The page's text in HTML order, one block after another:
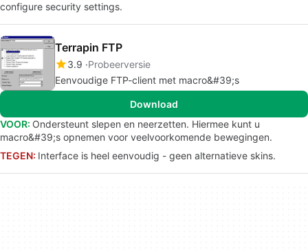
configure security settings.
Terrapin FTP
3.9 Probeerversie
Eenvoudige FTP-client met macro&#39;s
Download
VOOR: Ondersteunt slepen en neerzetten. Hiermee kunt u
macro&#39;s opnemen voor veelvoorkomende bewegingen.
TEGEN: Interface is heel eenvoudig - geen alternatieve skins.